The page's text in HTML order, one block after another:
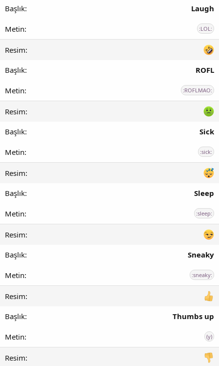
Laugh
:LOL:
ROFL
:ROFLMAO:
Sick
:sick:
Sleep
:sleep:
Sneaky
:sneaky:
Thumbs up
(y)